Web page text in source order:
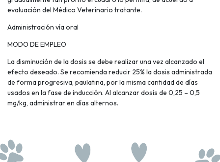
evaluación del Médico Veterinario tratante.
Administración vía oral
MODO DE EMPLEO
La disminución de la dosis se debe realizar una vez alcanzado el
efecto deseado. Se recomienda reducir 25% la dosis administrada
de forma progresiva, paulatina, por la misma cantidad de días
usados en la fase de inducción. Al alcanzar dosis de 0,25 – 0,5
mg/kg, administrar en días alternos.